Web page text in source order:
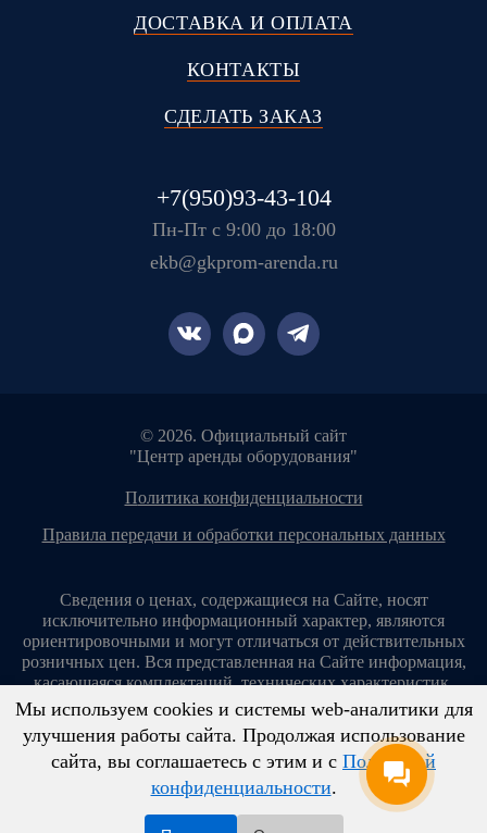
ДОСТАВКА И ОПЛАТА
КОНТАКТЫ
СДЕЛАТЬ ЗАКАЗ
+7(950)93-43-104
Пн-Пт с 9:00 до 18:00
ekb@gkprom-arenda.ru
© 2026. Официальный сайт
"Центр аренды оборудования"
политика конфиденциальности
правила передачи и обработки персональных данных
Сведения о ценах, содержащиеся на Сайте, носят
исключительно информационный характер, являются
ориентировочными и могут отличаться от действительных
розничных цен. Вся представленная на Сайте информация,
касающаяся комплектаций, технических характеристик,
цветовых сочетаний, стоимости услуг, сервисного
обслуживания, дополнительного оборудования, условий
аренды оборудования и т. п., ни при каких условиях не
является публичной офертой, определяемой положениями
ст. 437 Гражданского кодекса Российской Федерации.
Копирование материалов с сайта без разрешения запрещено!
Мы используем cookies и системы web-аналитики для
улучшения работы сайта. Продолжая использование
сайта, вы соглашаетесь с этим и с Политикой
конфиденциальности.